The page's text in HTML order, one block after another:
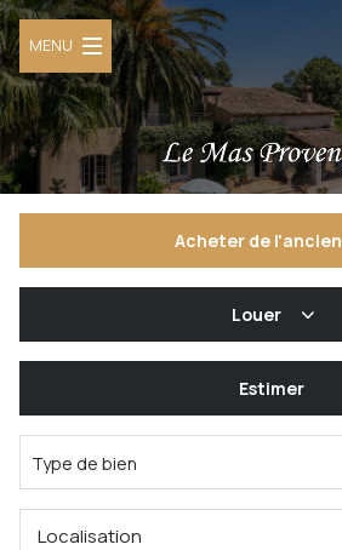
MENU
Acheter de l'ancien
De l'immo pro
Louer
Estimer
Type de bien
Localisation